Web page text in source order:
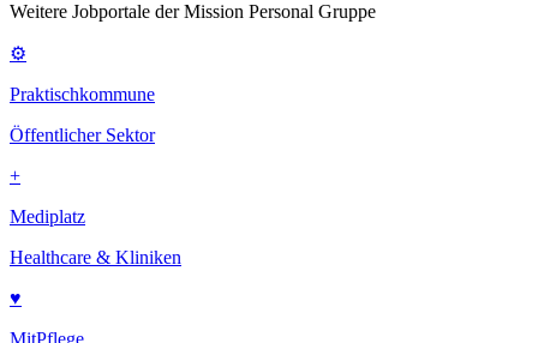
Weitere Jobportale der Mission Personal Gruppe
⚙
Praktischkommune
Öffentlicher Sektor
+
Mediplatz
Healthcare & Kliniken
♥